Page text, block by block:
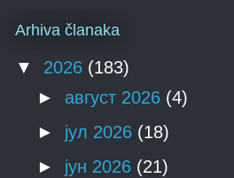
Arhiva članaka
▼ 2026 (183)
► август 2026 (4)
► јул 2026 (18)
► јун 2026 (21)